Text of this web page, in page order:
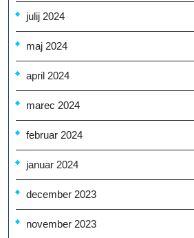
julij 2024
maj 2024
april 2024
marec 2024
februar 2024
januar 2024
december 2023
november 2023